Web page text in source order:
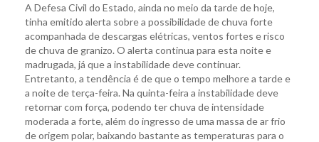
A Defesa Civil do Estado, ainda no meio da tarde de hoje,
tinha emitido alerta sobre a possibilidade de chuva forte
acompanhada de descargas elétricas, ventos fortes e risco
de chuva de granizo. O alerta continua para esta noite e
madrugada, já que a instabilidade deve continuar.
Entretanto, a tendência é de que o tempo melhore a tarde e
a noite de terça-feira. Na quinta-feira a instabilidade deve
retornar com força, podendo ter chuva de intensidade
moderada a forte, além do ingresso de uma massa de ar frio
de origem polar, baixando bastante as temperaturas para o